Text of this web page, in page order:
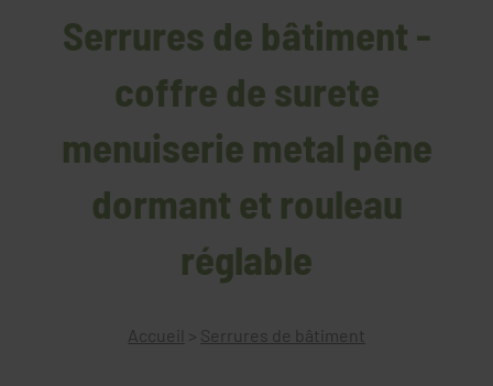
Serrures de bâtiment -
coffre de surete
menuiserie metal pêne
dormant et rouleau
réglable
Accueil > Serrures de bâtiment